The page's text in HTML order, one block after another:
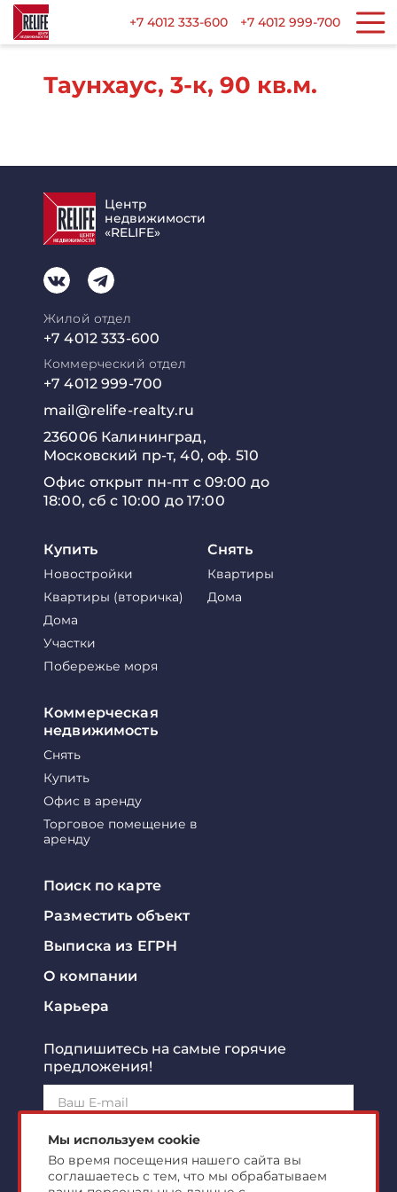
+7 4012 333-600 +7 4012 999-700
Таунхаус, 3-к, 90 кв.м.
Центр
недвижимости
«RELIFE»
Жилой отдел
+7 4012 333-600
Коммерческий отдел
+7 4012 999-700
mail@relife-realty.ru
236006 Калининград,
Московский пр-т, 40, оф. 510
Офис открыт пн-пт с 09:00 до
18:00, сб с 10:00 до 17:00
Купить
Новостройки
Квартиры (вторичка)
Дома
Участки
Побережье моря
Снять
Квартиры
Дома
Коммерческая
недвижимость
Снять
Купить
Офис в аренду
Торговое помещение в
аренду
Поиск по карте
Разместить объект
Выписка из ЕГРН
О компании
Карьера
Подпишитесь на самые горячие
предложения!
Подписаться!
Я ознакомлен сполитикой конфиденциальности
согласен наобработку персональных данных
Мы используем cookie
Во время посещения нашего сайта вы
соглашаетесь с тем, что мы обрабатываем